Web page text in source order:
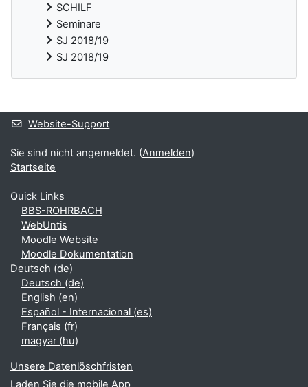
SCHILF
Seminare
SJ 2018/19
SJ 2018/19
Ergänzungsblöcke
Website-Support
Sie sind nicht angemeldet. (Anmelden)
Startseite
Quick Links
BBS-ROHRBACH
WebUntis
Moodle Website
Moodle Dokumentation
Deutsch ‎(de)‎
Deutsch ‎(de)‎
English ‎(en)‎
Español - Internacional ‎(es)‎
Français ‎(fr)‎
magyar ‎(hu)‎
Unsere Datenlöschfristen
Laden Sie die mobile App